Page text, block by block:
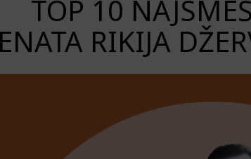
TOP 10
RIKIJA